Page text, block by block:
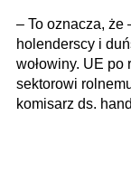
– To oznacza, że
holenderscy i
wołowiny. UE
sektorowi
komisarz ds.